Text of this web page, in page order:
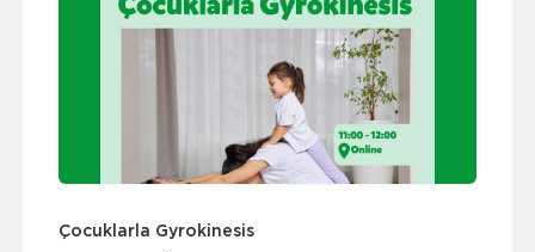
Çocuklarla Gyrokinesis